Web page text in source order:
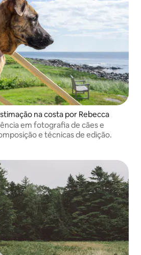
na costa por Rebecca
em fotografia de cães e
e técnicas de edição.